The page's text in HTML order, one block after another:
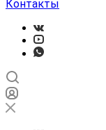
Контакты